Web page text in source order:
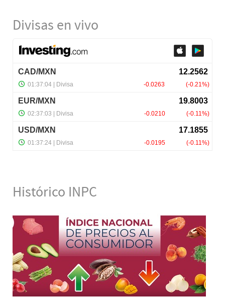
Divisas en vivo
Histórico INPC